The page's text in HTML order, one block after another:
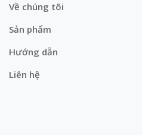
Về chúng tôi
Sản phẩm
Hướng dẫn
Liên hệ